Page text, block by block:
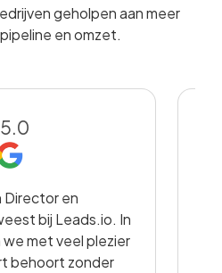
geholpen aan meer
en omzet.
5.0
Director en
bij Leads.io. In
met veel plezier
behoort zonder